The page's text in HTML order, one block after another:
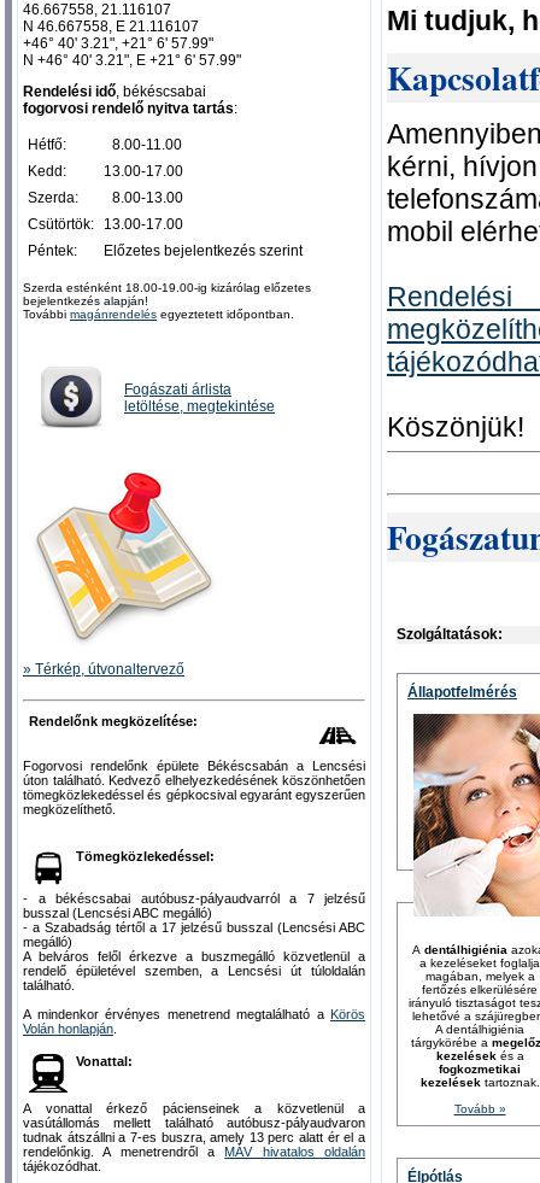
46.667558, 21.116107‎
N 46.667558, E 21.116107‎
+46° 40' 3.21", +21° 6' 57.99"
N +46° 40' 3.21", E +21° 6' 57.99"
Rendelési idő, békéscsabai
fogorvosi rendelő nyitva tartás:
Hétfő:
8.00-11.00
Kedd:
13.00-17.00
Szerda:
8.00-13.00
Csütörtök:
13.00-17.00
Péntek:
Előzetes bejelentkezés szerint
Szerda esténként 18.00-19.00-ig kizárólag előzetes
bejelentkezés alapján!
További magánrendelés egyeztetett időpontban.
Fogászati árlista
letöltése, megtekintése
» Térkép, útvonaltervező
Rendelőnk megközelítése:
Fogorvosi rendelőnk épülete Békéscsabán a Lencsési
úton található. Kedvező elhelyezkedésének köszönhetően
tömegközlekedéssel és gépkocsival egyaránt egyszerűen
megközelíthető.
Tömegközlekedéssel:
- a békéscsabai autóbusz-pályaudvarról a 7 jelzésű
busszal (Lencsési ABC megálló)
- a Szabadság tértől a 17 jelzésű busszal (Lencsési ABC
megálló)
A belváros felől érkezve a buszmegálló közvetlenül a
rendelő épületével szemben, a Lencsési út túloldalán
található.
A mindenkor érvényes menetrend megtalálható a Körös
Volán honlapján
Vonattal:
A vonattal érkező pácienseinek a közvetlenül a
vasútállomás mellett található autóbusz-pályaudvaron
tudnak átszállni a 7-es buszra, amely 13 perc alatt ér el a
rendelőnkig. A menetrendről aMÁV hivatalos oldalán
tájékozódhat.
Mi tudjuk,
kérni,
mobil
Köszönjük!
Szolgáltatások:
Állapotfelmérés
A dentálhigiénia
a kezeléseket foglalja
magában, melyek a
fertőzés elkerülésére
irányuló tisztaságot
lehetővé a
A dentálhigiénia
tárgykörébe a
kezelésekés a
fogkozmetikai
kezelések tartoznak.
Tovább »
Élpótlás